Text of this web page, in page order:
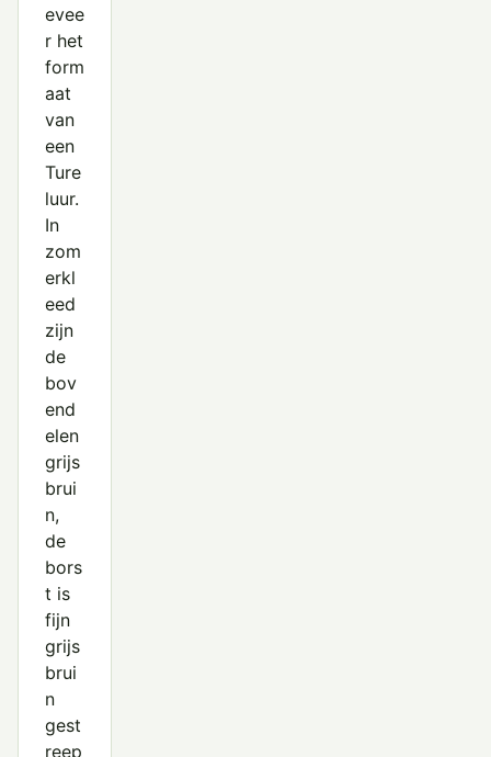
evee
r het
form
aat
van
een
Ture
luur.
In
zom
erkl
eed
zijn
de
bov
end
elen
grijs
brui
n,
de
bors
t is
fijn
grijs
brui
n
gest
reep